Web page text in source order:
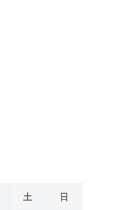
土 日